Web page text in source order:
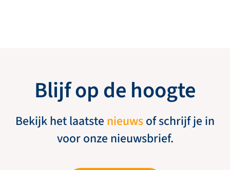
Blijf op de hoogte
Bekijk het laatste nieuwsof schrijf je in
voor onze nieuwsbrief.